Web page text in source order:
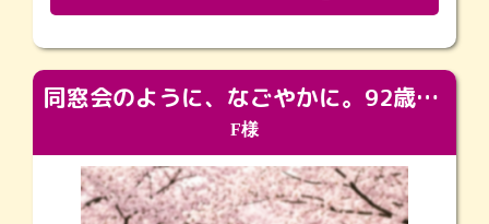
同窓会のように、なごやかに。92歳の旅立ちを彩った、再会と感謝の場
F様